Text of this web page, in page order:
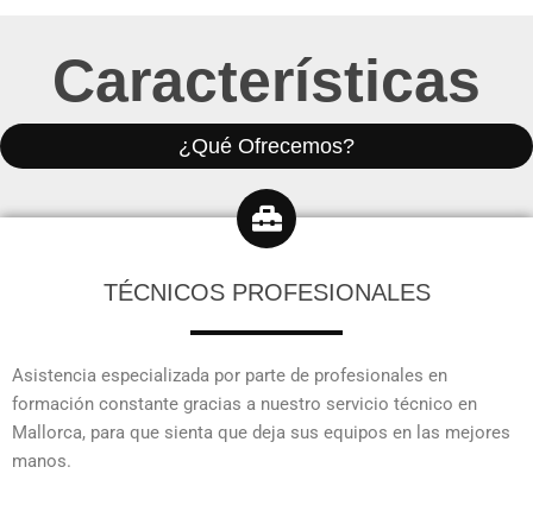
Características
¿Qué Ofrecemos?
TÉCNICOS PROFESIONALES
Asistencia especializada por parte de profesionales en
formación constante gracias a nuestro servicio técnico en
Mallorca, para que sienta que deja sus equipos en las mejores
manos.